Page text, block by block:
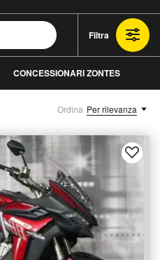
Filtra
CONCESSIONARI ZONTES
Ordina Per rilevanza